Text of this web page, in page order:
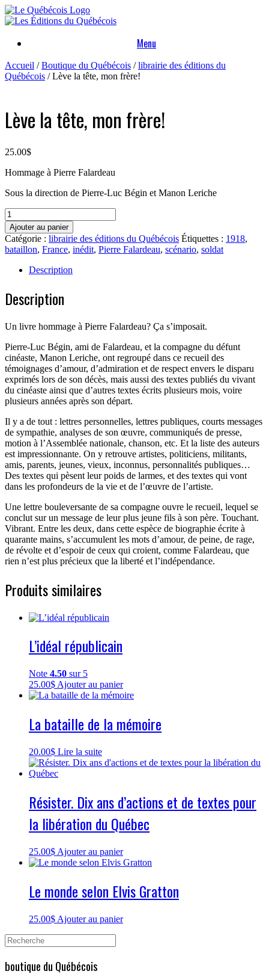
Skip
to
Menu
Accueil /Boutique du Québécois /librairie des éditions du
Québécois / Lève la tête, mon frère!
Lève la tête, mon frère!
25.00$
Hommage à Pierre Falardeau
Sous la direction de Pierre-Luc Bégin et Manon Leriche
quantité
de
Lève
la
tête,
mon
Ajouter au panier
Catégorie : librairie des éditions du Québécois Étiquettes : 1918,
bataillon, France, inédit, Pierre Falardeau, scénario, soldat
Description
Description
Un livre hommage à Pierre Falardeau? Ça s’imposait.
Pierre-Luc Bégin, ami de Falardeau, et la compagne du défunt
cinéaste, Manon Leriche, ont regroupé dans ce recueil des
témoignages d’amour, d’admiration et de respect envers le disparu
exprimés lors de son décès, mais aussi des textes publiés du vivant
du cinéaste ainsi que d’autres textes écrits plusieurs mois, voire
plusieurs années après son départ.
Il y a de tout : lettres personnelles, lettres publiques, courts messages
de sympathie, analyses de son œuvre, communiqués de presse,
motion à l’Assemblée nationale, chanson, etc. Et la liste des auteurs
est impressionnante. On y retrouve artistes, politiciens, militants,
amis, parents, jeunes, vieux, inconnus, personnalités publiques…
Des textes qui pèsent leur poids de larmes, et des textes qui vont
dans les profondeurs de la vie et de l’œuvre de l’artiste.
Une lettre bouleversante de sa compagne ouvre le recueil, lequel se
conclut sur un message de leur plus jeune fils à son père. Touchant.
Vibrant. Entre les deux, dans cette espèce de biographie écrite à
quarante mains, s’accumulent les mots d’amour, de peine, de rage,
de révolte et d’espoir de ceux qui croient, comme Falardeau, que
rien n’est plus précieux que la liberté et l’indépendance.
Produits similaires
L’idéal républicain
Note 4.50 sur 5
25.00$ Ajouter au panier
La bataille de la mémoire
20.00$ Lire la suite
Résister. Dix ans d’actions et de textes pour
la libération du Québec
25.00$ Ajouter au panier
Le monde selon Elvis Gratton
25.00$ Ajouter au panier
Search
for:
boutique du Québécois